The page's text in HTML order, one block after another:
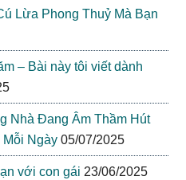
Lừa Phong Thuỷ Mà Bạn
– Bài này tôi viết dành
Nhà Đang Âm Thầm Hút
Ngày 05/07/2025
với con gái 23/06/2025